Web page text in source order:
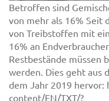
Betroffen sind
von mehr als 16% Seit
von Treibstoffen mit
16% an
Restbestände müssen
werden. Dies geht aus
dem Jahr 2019
content/EN/TXT/?